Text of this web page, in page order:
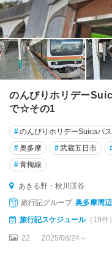
のんびりホリデー
で☆その1
#のんびりホリデーSuicaパス
#奥多摩 #武蔵五日市
#青梅線
あきる野・秋川渓谷
旅行記グループ 奥多摩周辺
旅行記スケジュール（19件）
22 2025/08/24～